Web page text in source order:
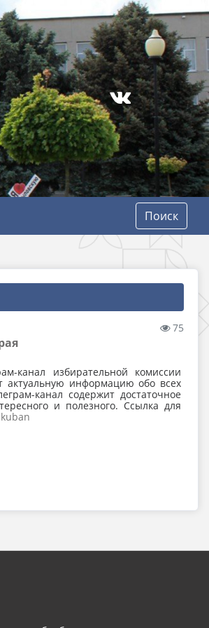
Поиск
75
канал избирательной комиссии
актуальную информацию обо всех
канал содержит достаточное
и полезного. Ссылка для